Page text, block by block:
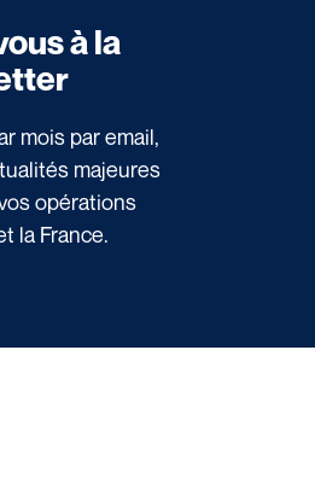
à la
mois par email,
majeures
opérations
la France.